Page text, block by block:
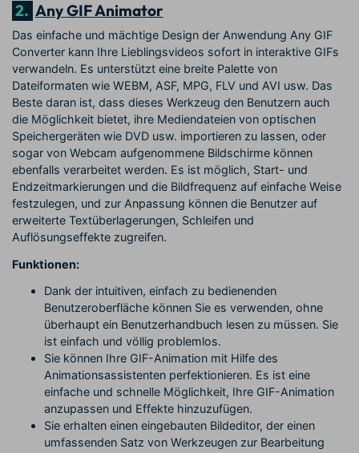
2. Any GIF Animator
Das einfache und mächtige Design der Anwendung Any GIF
Converter kann Ihre Lieblingsvideos sofort in interaktive GIFs
verwandeln. Es unterstützt eine breite Palette von
Dateiformaten wie WEBM, ASF, MPG, FLV und AVI usw. Das
Beste daran ist, dass dieses Werkzeug den Benutzern auch
die Möglichkeit bietet, ihre Mediendateien von optischen
Speichergeräten wie DVD usw. importieren zu lassen, oder
sogar von Webcam aufgenommene Bildschirme können
ebenfalls verarbeitet werden. Es ist möglich, Start- und
Endzeitmarkierungen und die Bildfrequenz auf einfache Weise
festzulegen, und zur Anpassung können die Benutzer auf
erweiterte Textüberlagerungen, Schleifen und
Auflösungseffekte zugreifen.
Funktionen:
Dank der intuitiven, einfach zu bedienenden
Benutzeroberfläche können Sie es verwenden, ohne
überhaupt ein Benutzerhandbuch lesen zu müssen. Sie
ist einfach und völlig problemlos.
Sie können Ihre GIF-Animation mit Hilfe des
Animationsassistenten perfektionieren. Es ist eine
einfache und schnelle Möglichkeit, Ihre GIF-Animation
anzupassen und Effekte hinzuzufügen.
Sie erhalten einen eingebauten Bildeditor, der einen
umfassenden Satz von Werkzeugen zur Bearbeitung